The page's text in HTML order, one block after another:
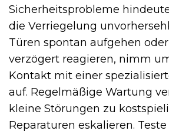
Sicherheitsprobleme
die Verriegelung
Türen spontan aufgehen
verzögert reagieren, nimm
Kontakt mit einer
auf. Regelmäßige Wartung
kleine Störungen zu
Reparaturen eskalieren. Teste